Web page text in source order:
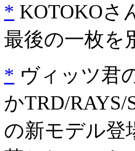
* KOTOKOさ
最後の一枚を
* ヴィッツ君
かTRD/
の新モデル登